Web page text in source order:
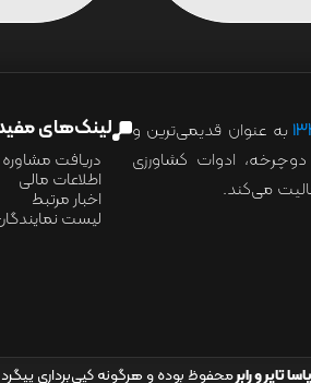
به عنوان قدیمی‌ترین و
دوچرخه، ادوات کشاورزی
می‌کند.
لینک‌های
دریافت مشاوره
اطلاعات مالی
اخبار مرتبط
لیست
تایر و رابرمحفوظ بوده و هرگونه کپی‌برداری